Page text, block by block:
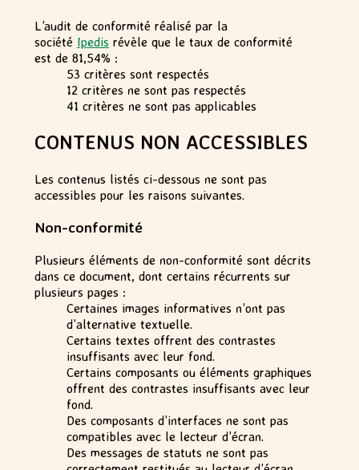
L’audit de conformité réalisé par la
société Ipedis révèle que le taux de conformité
est de 81,54% :
53 critères sont respectés
12 critères ne sont pas respectés
41 critères ne sont pas applicables
CONTENUS NON ACCESSIBLES
Les contenus listés ci-dessous ne sont pas
accessibles pour les raisons suivantes.
Non-conformité
Plusieurs éléments de non-conformité sont décrits
dans ce document, dont certains récurrents sur
plusieurs pages :
Certaines images informatives n’ont pas
d’alternative textuelle.
Certains textes offrent des contrastes
insuffisants avec leur fond.
Certains composants ou éléments graphiques
offrent des contrastes insuffisants avec leur
fond.
Des composants d’interfaces ne sont pas
compatibles avec le lecteur d’écran.
Des messages de statuts ne sont pas